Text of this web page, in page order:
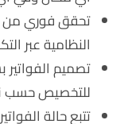
تحقق فوري من
النظامية عبر
تصميم الفواتير
للتخصيص حسب
تتبع حالة